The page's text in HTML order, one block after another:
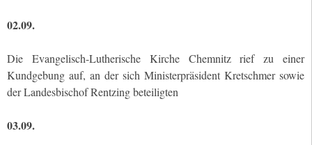
02.09.
Die Evangelisch-Lutherische Kirche Chemnitz rief zu einer
Kundgebung auf, an der sich Ministerpräsident Kretschmer sowie
der Landesbischof Rentzing beteiligten
03.09.